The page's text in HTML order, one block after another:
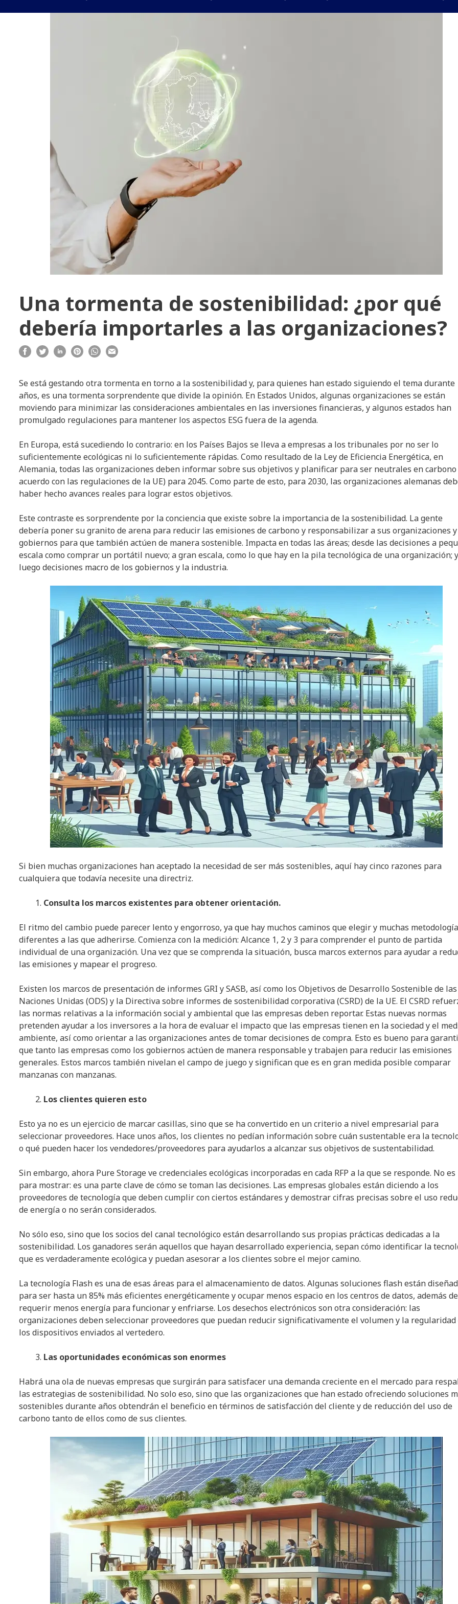
Una tormenta de sostenibilidad: ¿por qué
debería importarles a las organizaciones?
Se está gestando otra tormenta en torno a la sostenibilidad y, para quienes han estado siguiendo el tema durante
años, es una tormenta sorprendente que divide la opinión. En Estados Unidos, algunas organizaciones se están
moviendo para minimizar las consideraciones ambientales en las inversiones financieras, y algunos estados han
promulgado regulaciones para mantener los aspectos ESG fuera de la agenda.
En Europa, está sucediendo lo contrario: en los Países Bajos se lleva a empresas a los tribunales por no ser lo
suficientemente ecológicas ni lo suficientemente rápidas. Como resultado de la Ley de Eficiencia Energética, en
Alemania, todas las organizaciones deben informar sobre sus objetivos y planificar para ser neutrales en carbono
acuerdo con las regulaciones de la UE) para 2045. Como parte de esto, para 2030, las organizaciones alemanas
haber hecho avances reales para lograr estos objetivos.
Este contraste es sorprendente por la conciencia que existe sobre la importancia de la sostenibilidad. La gente
debería poner su granito de arena para reducir las emisiones de carbono y responsabilizar a sus organizaciones y
gobiernos para que también actúen de manera sostenible. Impacta en todas las áreas; desde las decisiones a
escala como comprar un portátil nuevo; a gran escala, como lo que hay en la pila tecnológica de una organización; y
luego decisiones macro de los gobiernos y la industria.
Si bien muchas organizaciones han aceptado la necesidad de ser más sostenibles, aquí hay cinco razones para
cualquiera que todavía necesite una directriz.
Consulta los marcos existentes para obtener orientación.
El ritmo del cambio puede parecer lento y engorroso, ya que hay muchos caminos que elegir y muchas
diferentes a las que adherirse. Comienza con la medición: Alcance 1, 2 y 3 para comprender el punto de partida
individual de una organización. Una vez que se comprenda la situación, busca marcos externos para ayudar a
las emisiones y mapear el progreso.
Existen los marcos de presentación de informes GRI y SASB, así como los Objetivos de Desarrollo Sostenible de las
Naciones Unidas (ODS) y la Directiva sobre informes de sostenibilidad corporativa (CSRD) de la UE. El CSRD
las normas relativas a la información social y ambiental que las empresas deben reportar. Estas nuevas normas
pretenden ayudar a los inversores a la hora de evaluar el impacto que las empresas tienen en la sociedad y el
ambiente, así como orientar a las organizaciones antes de tomar decisiones de compra. Esto es bueno para
que tanto las empresas como los gobiernos actúen de manera responsable y trabajen para reducir las emisiones
generales. Estos marcos también nivelan el campo de juego y significan que es en gran medida posible comparar
manzanas con manzanas.
Los clientes quieren esto
Esto ya no es un ejercicio de marcar casillas, sino que se ha convertido en un criterio a nivel empresarial para
seleccionar proveedores. Hace unos años, los clientes no pedían información sobre cuán sustentable era la
o qué pueden hacer los vendedores/proveedores para ayudarlos a alcanzar sus objetivos de sustentabilidad.
Sin embargo, ahora Pure Storage ve credenciales ecológicas incorporadas en cada RFP a la que se responde. No es
para mostrar: es una parte clave de cómo se toman las decisiones. Las empresas globales están diciendo a los
proveedores de tecnología que deben cumplir con ciertos estándares y demostrar cifras precisas sobre el uso
de energía o no serán considerados.
No sólo eso, sino que los socios del canal tecnológico están desarrollando sus propias prácticas dedicadas a la
sostenibilidad. Los ganadores serán aquellos que hayan desarrollado experiencia, sepan cómo identificar la
que es verdaderamente ecológica y puedan asesorar a los clientes sobre el mejor camino.
La tecnología Flash es una de esas áreas para el almacenamiento de datos. Algunas soluciones flash están
para ser hasta un 85% más eficientes energéticamente y ocupar menos espacio en los centros de datos, además de
requerir menos energía para funcionar y enfriarse. Los desechos electrónicos son otra consideración: las
organizaciones deben seleccionar proveedores que puedan reducir significativamente el volumen y la regularidad
los dispositivos enviados al vertedero.
Las oportunidades económicas son enormes
Habrá una ola de nuevas empresas que surgirán para satisfacer una demanda creciente en el mercado para
las estrategias de sostenibilidad. No solo eso, sino que las organizaciones que han estado ofreciendo soluciones
sostenibles durante años obtendrán el beneficio en términos de satisfacción del cliente y de reducción del uso de
carbono tanto de ellos como de sus clientes.